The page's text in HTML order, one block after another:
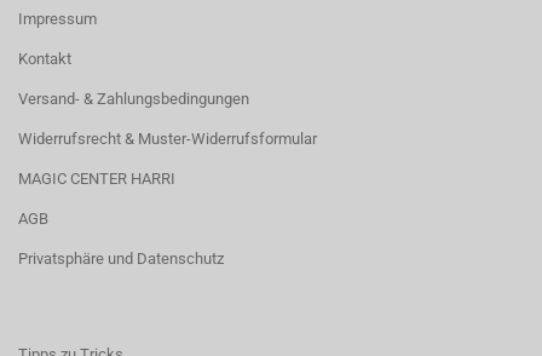
Impressum
Kontakt
Versand- & Zahlungsbedingungen
Widerrufsrecht & Muster-Widerrufsformular
MAGIC CENTER HARRI
AGB
Privatsphäre und Datenschutz